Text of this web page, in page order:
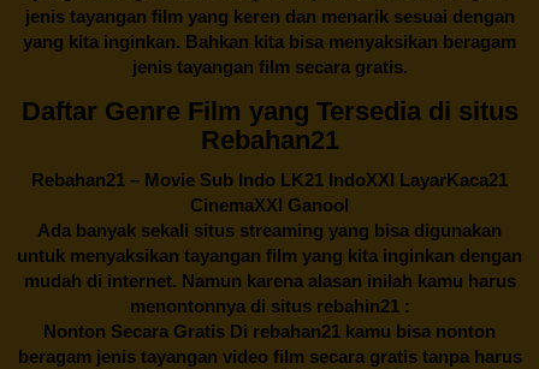
jenis tayangan film yang keren dan menarik sesuai dengan
yang kita inginkan. Bahkan kita bisa menyaksikan beragam
jenis tayangan film secara gratis.
Daftar Genre Film yang Tersedia di situs
Rebahan21
Rebahan21 – Movie Sub Indo LK21 IndoXXI LayarKaca21
CinemaXXI Ganool
Ada banyak sekali situs streaming yang bisa digunakan
untuk menyaksikan tayangan film yang kita inginkan dengan
mudah di internet. Namun karena alasan inilah kamu harus
menontonnya di situs rebahin21 :
Nonton Secara Gratis Di rebahan21 kamu bisa nonton
beragam jenis tayangan video film secara gratis tanpa harus